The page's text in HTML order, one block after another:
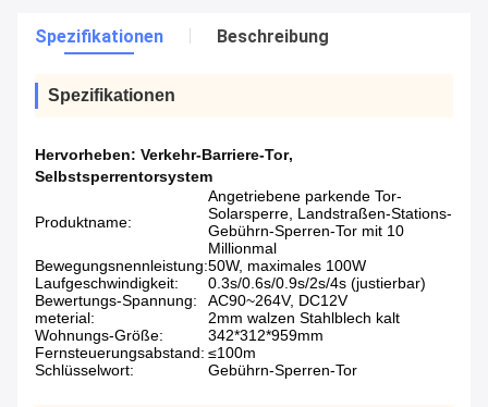
Spezifikationen Beschreibung
Spezifikationen
Hervorheben: Verkehr-Barriere-Tor,
Selbstsperrentorsystem
Produktname:
Angetriebene parkende Tor-
Solarsperre, Landstraßen-Stations-
Gebührn-Sperren-Tor mit 10
Millionmal
Bewegungsnennleistung:50W, maximales 100W
Laufgeschwindigkeit:
0.3s/0.6s/0.9s/2s/4s (justierbar)
Bewertungs-Spannung:
AC90~264V, DC12V
meterial:
2mm walzen Stahlblech kalt
Wohnungs-Größe:
342*312*959mm
Fernsteuerungsabstand: ≤100m
Schlüsselwort:
Gebührn-Sperren-Tor